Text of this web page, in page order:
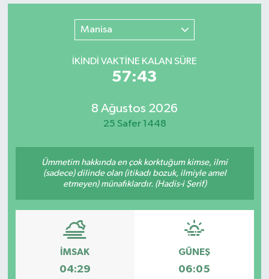
Manisa
İKINDI VAKTİNE KALAN SÜRE
57:43
8 Ağustos 2026
25 Safer 1448
Ümmetim hakkında en çok korktuğum kimse, ilmi
(sadece) dilinde olan (itikadı bozuk, ilmiyle amel
etmeyen) münafıklardır. (Hadis-i Şerif)
İMSAK
04:29
GÜNEŞ
06:05
Konsorsiyum
PROJECTS
PROJELER
Son Dakika Haberleri